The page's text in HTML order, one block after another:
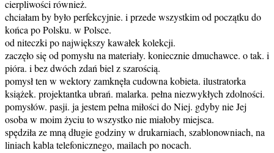
cierpliwości również.
chciałam by było perfekcyjnie. i przede wszystkim od początku do
końca po Polsku. w Polsce.
od niteczki po największy kawałek kolekcji.
zaczęło się od pomysłu na materiały. koniecznie dmuchawce. o tak. i
pióra. i bez dwóch zdań biel z szarością.
pomysł ten w wektory zamknęła cudowna kobieta. ilustratorka
książek. projektantka ubrań. malarka. pełna niezwykłych zdolności.
pomysłów. pasji. ja jestem pełna miłości do Niej. gdyby nie Jej
osoba w moim życiu to wszystko nie miałoby miejsca.
spędziła ze mną długie godziny w drukarniach, szablonowniach, na
liniach kabla telefonicznego, mailach po nocach.